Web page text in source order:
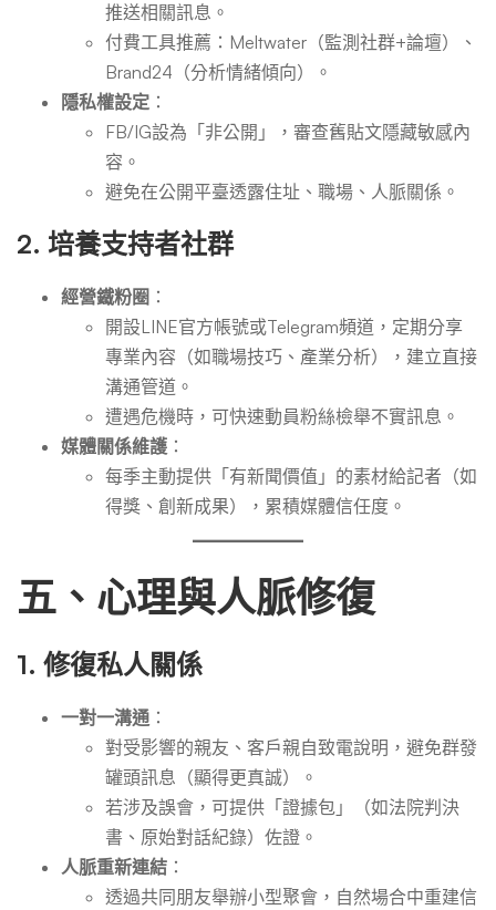
推送相關訊息。
付費工具推薦：Meltwater（監測社群+論壇）、
Brand24（分析情緒傾向）。
隱私權設定 ：
FB/IG設為「非公開」，審查舊貼文隱藏敏感內
容。
避免在公開平臺透露住址、職場、人脈關係。
2. 培養支持者社群
經營鐵粉圈 ：
開設LINE官方帳號或Telegram頻道，定期分享
專業內容（如職場技巧、產業分析），建立直接
溝通管道。
遭遇危機時，可快速動員粉絲檢舉不實訊息。
媒體關係維護 ：
每季主動提供「有新聞價值」的素材給記者（如
得獎、創新成果），累積媒體信任度。
五、心理與人脈修復
1. 修復私人關係
一對一溝通 ：
對受影響的親友、客戶親自致電說明，避免群發
罐頭訊息（顯得更真誠）。
若涉及誤會，可提供「證據包」（如法院判決
書、原始對話紀錄）佐證。
人脈重新連結 ：
透過共同朋友舉辦小型聚會，自然場合中重建信